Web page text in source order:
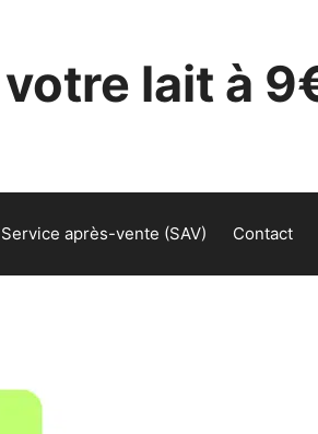
lait à
Service après-vente (SAV) Contact